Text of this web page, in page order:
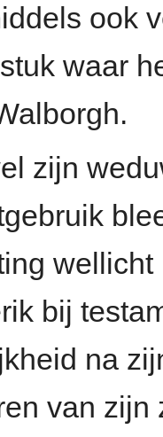
ook
waar
zijn
bij
na
van zijn